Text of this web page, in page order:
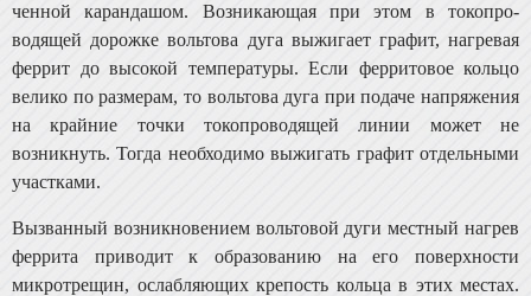
ченной карандашом. Возникающая при этом в токопро-
водящей дорожке вольтова дуга выжигает графит, нагре­вая
феррит до высокой температуры. Если ферритовое кольцо
велико по размерам, то вольтова дуга при подаче напряжения
на крайние точки токопроводящей линии мо­жет не
возникнуть. Тогда необходимо выжигать графит отдельными
участками.
Вызванный возникновением вольтовой дуги местный нагрев
феррита приводит к образованию на его поверх­ности
микротрещин, ослабляющих крепость кольца в этих местах.